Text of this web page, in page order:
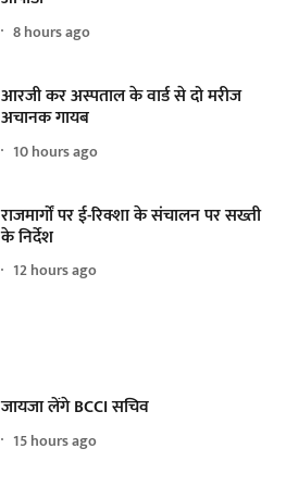
8 hours ago
आरजी कर अस्पताल के वार्ड से दो मरीज
अचानक गायब
10 hours ago
राजमार्गों पर ई-रिक्शा के संचालन पर सख्ती
के निर्देश
12 hours ago
जायजा लेंगे BCCI सचिव
15 hours ago